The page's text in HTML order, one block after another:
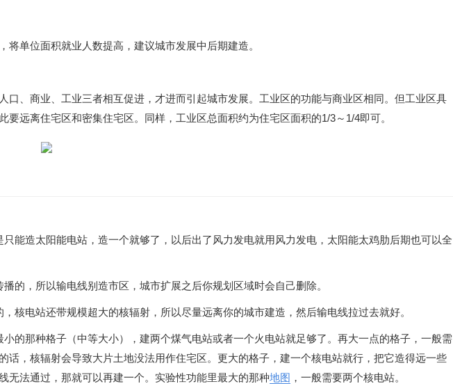
将单位面积就业人数提高，建议城市发展中后期建造。
口、商业、工业三者相互促进，才进而引起城市发展。工业区的功能与商业区相同。但工业区具
要远离住宅区和密集住宅区。同样，工业区总面积约为住宅区面积的1/3～1/4即可。
能造太阳能电站，造一个就够了，以后出了风力发电就用风力发电，太阳能太鸡肋后期也可以全
的，所以输电线别造市区，城市扩展之后你规划区域时会自己删除。
核电站还带规模超大的核辐射，所以尽量远离你的城市建造，然后输电线拉过去就好。
的那种格子（中等大小），建两个煤气电站或者一个火电站就足够了。再大一点的格子，一般需
话，核辐射会导致大片土地没法用作住宅区。更大的格子，建一个核电站就行，把它造得远一些
无法通过，那就可以再建一个。实验性功能里最大的那种地图 ，一般需要两个核电站。